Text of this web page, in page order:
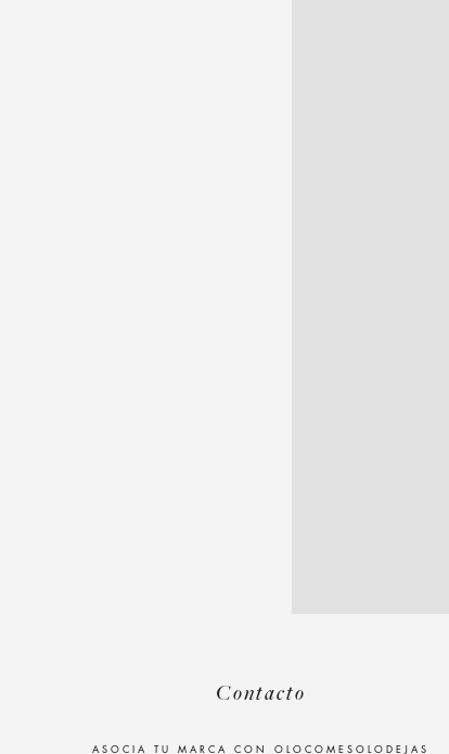
Contacto
ASOCIA TU MARCA CON OLOCOMESOLODEJAS